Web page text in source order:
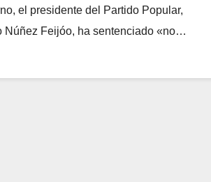
el presidente del Partido Popular,
Núñez Feijóo, ha sentenciado «no…